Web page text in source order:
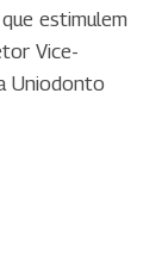
estimulem
Vice-
Uniodonto